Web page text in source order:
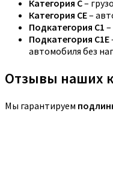
Категория C–
Категория CE–
Подкатегория C1
Подкатегория C1E
автомобиля без
Отзывы наших
Мы гарантируем